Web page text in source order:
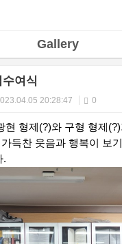
Gallery
여식
20:28:47 0
현 형제(?)와 구형 형제
득찬 웃음과 행복이 보
.